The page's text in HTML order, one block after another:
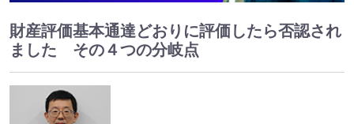
財産評価基本通達どおりに評価したら否認され
ました その４つの分岐点